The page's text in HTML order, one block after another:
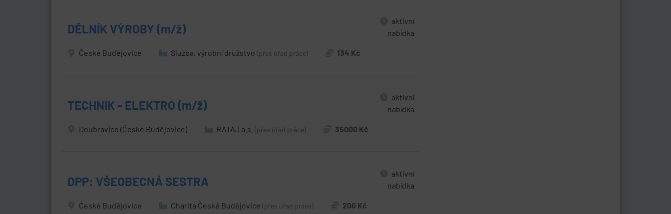
DĚLNÍK VÝROBY (m/ž)
aktivní
nabídka
České Budějovice Služba, výrobní družstvo (přes úřad práce) 134 Kč
TECHNIK - ELEKTRO (m/ž)
aktivní
nabídka
Doubravice (České Budějovice) RATAJ a.s. (přes úřad práce) 35000 Kč
DPP: VŠEOBECNÁ SESTRA
aktivní
nabídka
České Budějovice Charita České Budějovice (přes úřad práce) 200 Kč